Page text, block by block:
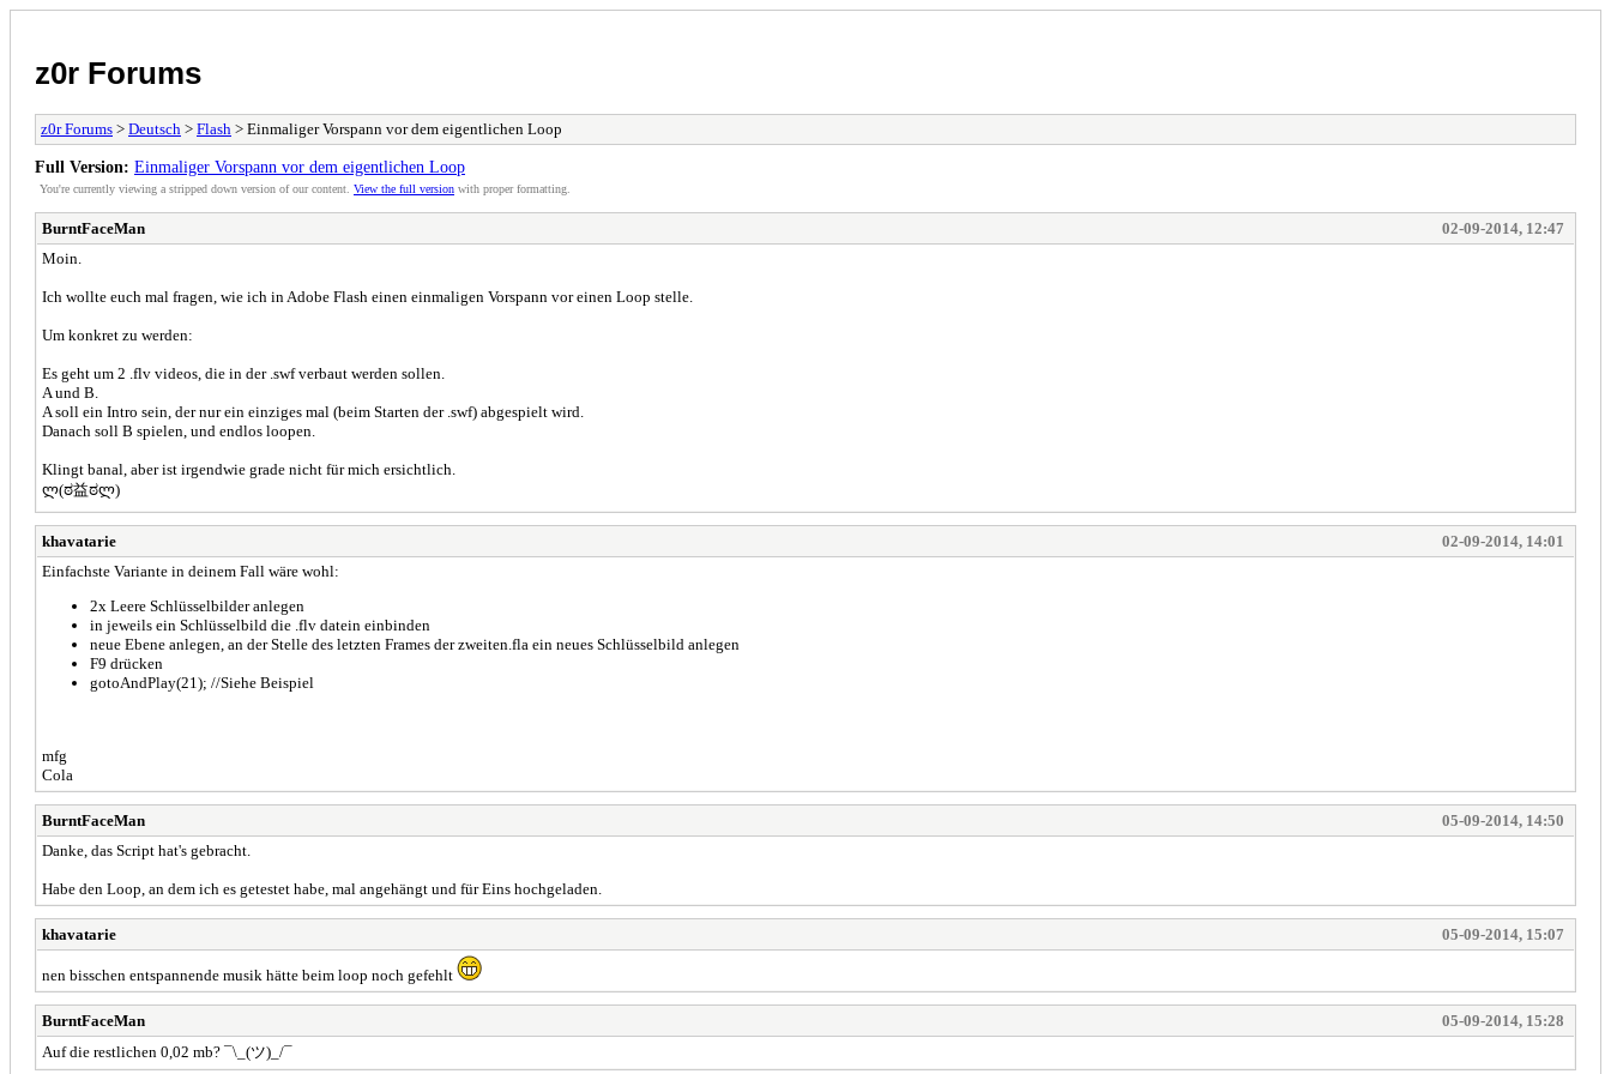
z0r Forums
z0r Forums > Deutsch > Flash > Einmaliger Vorspann vor dem eigentlichen Loop
Full Version: Einmaliger Vorspann vor dem eigentlichen Loop
You're currently viewing a stripped down version of our content. View the full version with proper formatting.
BurntFaceMan
02-09-2014, 12:47
Moin.
Ich wollte euch mal fragen, wie ich in Adobe Flash einen einmaligen Vorspann vor einen Loop stelle.
Um konkret zu werden:
Es geht um 2 .flv videos, die in der .swf verbaut werden sollen.
A und B.
A soll ein Intro sein, der nur ein einziges mal (beim Starten der .swf) abgespielt wird.
Danach soll B spielen, und endlos loopen.
Klingt banal, aber ist irgendwie grade nicht für mich ersichtlich.
ლ(ಠ益ಠლ)
khavatarie
02-09-2014, 14:01
Einfachste Variante in deinem Fall wäre wohl:
2x Leere Schlüsselbilder anlegen
in jeweils ein Schlüsselbild die .flv datein einbinden
neue Ebene anlegen, an der Stelle des letzten Frames der zweiten.fla ein neues Schlüsselbild anlegen
F9 drücken
gotoAndPlay(21); //Siehe Beispiel
mfg
Cola
BurntFaceMan
05-09-2014, 14:50
Danke, das Script hat's gebracht.
Habe den Loop, an dem ich es getestet habe, mal angehängt und für Eins hochgeladen.
khavatarie 05-09-2014, 15:07
nen bisschen entspannende musik hätte beim loop noch gefehlt
BurntFaceMan
05-09-2014, 15:28
Auf die restlichen 0,02 mb? ¯\_(ツ)_/¯